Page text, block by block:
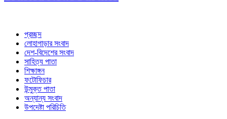
প্রচ্ছদ
লোহাগাড়ার সংবাদ
দেশ-বিদেশের সংবাদ
সাহিত্য পাতা
শিক্ষাঙ্গন
ফটোফিচার
উন্মুক্ত পাতা
অন্যান্য সংবাদ
উপদেষ্টা পরিচিতি